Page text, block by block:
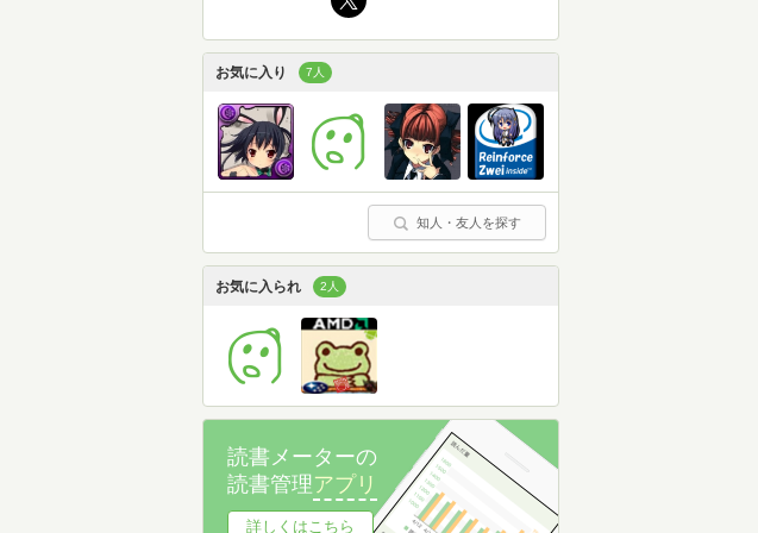
お気に入り 7人
知人・友人を探す
お気に入られ 2人
読書メーターの
読書管理アプリ
詳しくはこちら